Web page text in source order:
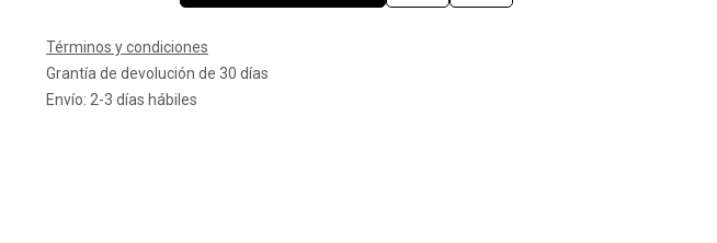
Términos y condiciones
Grantía de devolución de 30 días
Envío: 2-3 días hábiles